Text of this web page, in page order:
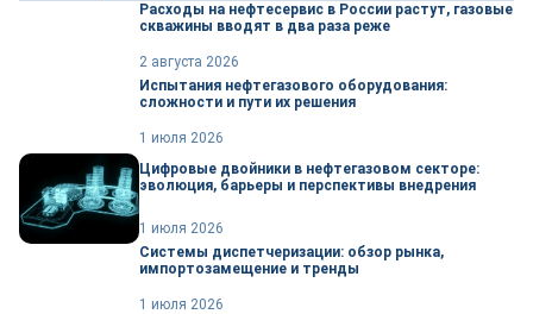
Расходы на нефтесервис в России растут, газовые
скважины вводят в два раза реже
2 августа 2026
Испытания нефтегазового оборудования:
сложности и пути их решения
1 июля 2026
Цифровые двойники в нефтегазовом секторе:
эволюция, барьеры и перспективы внедрения
1 июля 2026
Системы диспетчеризации: обзор рынка,
импортозамещение и тренды
1 июля 2026